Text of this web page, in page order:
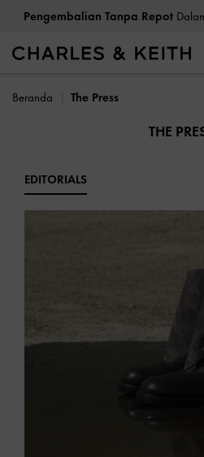
Bea Cukai & Pajak Dibayar
.
Beranda The Press
THE
EDITORIALS